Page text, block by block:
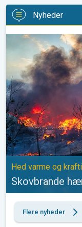
Nyheder
Skovbrande hærger
Hed varme og
Skovbrande
Flere nyheder